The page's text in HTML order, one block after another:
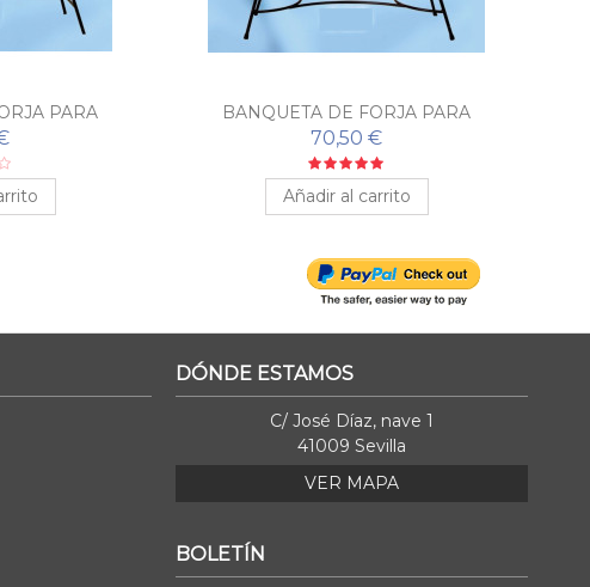
PARA
BANQUETA DE FORJA PARA
DORMITORIO FLOR
70,50 €
Añadir al carrito
DÓNDE ESTAMOS
C/ José Díaz, nave 1
41009 Sevilla
VER MAPA
BOLETÍN